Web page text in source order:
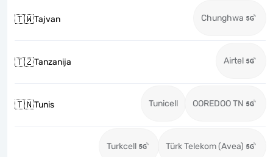
🇹🇼Tajvan Chunghwa
🇹🇿Tanzanija Airtel
🇹🇳Tunis Tunicell OOREDOO TN
Turkcell Türk Telekom (Avea)